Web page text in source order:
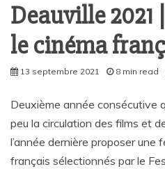
Deauville 2021
le cinéma
13 septembre 2021 8 min read
Deuxième année consécutive
peu la circulation des films et
l’année dernière proposer une
français sélectionnés par le